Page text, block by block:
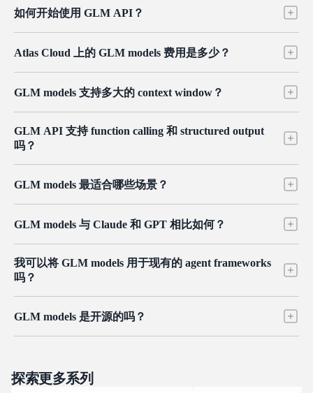
Cloud 上，你可以通过一个 OpenAI 兼容 endpoint 访问整个模型系
列，并按使用量付费。
5.1、GLM-5、GLM-5 Turbo、GLM-5v Turbo、GLM-4.7 和 GLM-
4.6。旗舰版本面向复杂的智能体和编程工作，而 Turbo 变体则优
先提供更快、低延迟的响应。要在它们之间切换，只需修改请求
中的 model 标识符。
如何开始使用 GLM API？
容 client 指向我们的 endpoint。由于 GLM API 遵循 OpenAI
request format，大多数集成只需要更改 base URL 和 model name
即可开始发送请求。访问按使用量付费，按调用透明计价，无需
Atlas Cloud 上的 GLM models 费用是多少？
GLM-4.6 起价为每百万 input tokens $0.60、每百万 output tokens
$2.20；GLM-5 为 input $1.00、output $3.20；GLM-5.2 为 input
$1.40、output $4.40。缓存的 input 按更低费率计费，可降低重复
上下文的成本。
GLM models 支持多大的 context window？
window，旗舰版本的最大 output 可达约 131K tokens。这样的容
量足以在单次请求中加载整个代码仓库、长文档或较长的智能体
历史记录。GLM 系列中也有更长上下文的变体，请查看各 model
页面了解其准确限制。
GLM API 支持 function calling 和 structured output
吗？
JSON output，因此可以直接接入需要机器可读响应的智能体流水
线和生产系统。结合 OpenAI 兼容格式，GLM API 可以轻松接入
现有的工具调用工作流。
GLM models 最适合哪些场景？
途包括整库代码分析、全栈原型开发，以及多步研究或工作流自
动化。旗舰 GLM-5 系列可处理最具挑战性的智能体工作，而
GLM-4.6 在日常任务中兼顾速度与能力。
GLM models 与 Claude 和 GPT 相比如何？
模型竞争的开放权重替代方案。其主要实际优势在于成本：按
token 计价仅为同类专有模型的一小部分，同时编程表现依然强
劲。对于需要在预算与质量之间权衡的团队，GLM 以更低价格提
供前沿级能力。
我可以将 GLM models 用于现有的 agent frameworks
吗？
因此任何支持自定义 base URL 和 model name 的 framework 或
SDK 都可以用很少改动来调用它们。这样你就能把 GLM 接入现
GLM models 是开源的吗？
Cloud 上，你可以获得这些模型的托管式、生产就绪访问能力，无
探索更多系列